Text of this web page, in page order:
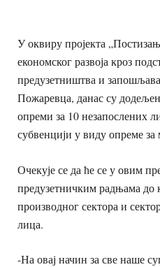
У оквиру пројекта
економског развоја кроз
предузетништва и
Пожаревца, данас су
опреми за 10 незапослених
субвенцији у виду опреме
Очекује се да ће се у овим
предузетничким радњама до
производног сектора и
лица.
-На овај начин за све наше